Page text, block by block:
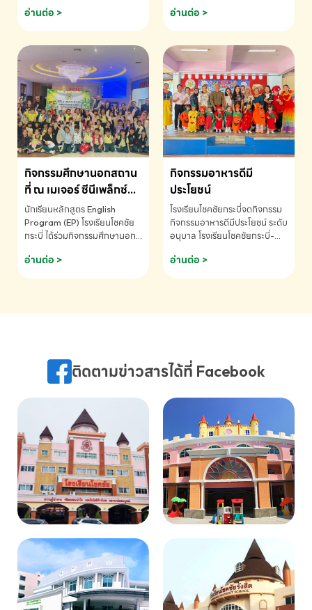
ข้อมูลเพิ่มเติม โทร. 075-691910
อ่านต่อ >
ด.ช.พัทธนันท์ พรหมพันธ์ ชั้น
อนุบาล EP K3 โรงเรียนโชคชัย
แข่งขันคณิตศาสตร์และคณิตคิด
เร็วนานาชาติ ครั้งที่ 46 ประจำปี
2569 ณ ประเทศสิงคโปร์
INTERNATIONAL
MATHEMATICS AND
MENTAL ARITHMETIC
COMPETITION 2026 - ถ้วย
รางวัลรองชนะเลิศอันดับที่ 2
Mental Arithmetic
Competition K2 - ถ้วยรางวัล
รองชนะเลิศอันดับที่ 2 Mental
K2(Grop) โรงเรียนโชคชัยกระบี่-
สอบถามข้อมูลเพิ่มเติม โทร.
075-691910
อ่านต่อ >
กิจกรรมศึกษานอกสถาน
ที่ ณ เมเจอร์ ซีนีเพล็กซ์
ระดับประถมศึกษา (EP.1-
6)
นักเรียนหลักสูตร English
Program (EP) โรงเรียนโชคชัย
กระบี่ ได้ร่วมกิจกรรมศึกษานอก
ชมภาพยนตร์ Toy Story 5
(Soundtrack)เพื่อเสริมทักษะ
ภาษา ผ่านประสบการณ์การเรียนรู้
075-691910
อ่านต่อ >
กิจกรรมอาหารดีมี
ประโยชน์
โรงเรียนโชคชัยกระบี่จดกิจกรรม
กิจกรรมอาหารดีมีประโยชน์ ระดับ
อนุบาล โรงเรียนโชคชัยกระบี่-
075-691910
อ่านต่อ >
ติดตามข่าวสารได้ที่ Facebook